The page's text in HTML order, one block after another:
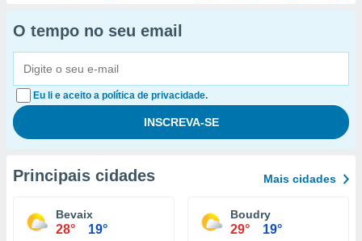
O tempo no seu email
Eu li e aceito a política de privacidade.
Principais cidades Mais cidades
Bevaix
28° 19°
Boudry
29° 19°